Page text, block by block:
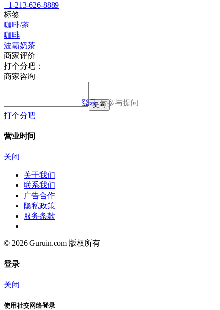
+1-213-626-8889
标签
咖啡/茶
咖啡
波霸奶茶
商家评价
打个分吧：
商家咨询
登录后参与提问
提问
打个分吧
营业时间
关闭
关于我们
联系我们
广告合作
隐私政策
服务条款
© 2026 Guruin.com 版权所有
登录
关闭
使用社交网络登录